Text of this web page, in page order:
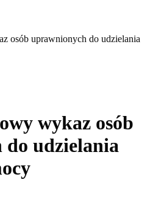
osób uprawnionych do udzielania
wykaz osób
udzielania